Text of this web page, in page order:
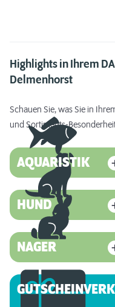
Highlights in Ihrem
Delmenhorst
Schauen Sie, was Sie in
und Sortiments-
AQUARISTIK
HUND
NAGER